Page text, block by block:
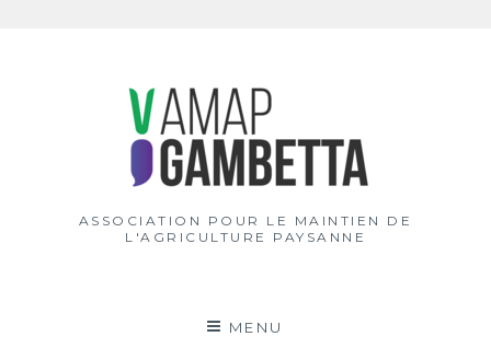
ASSOCIATION POUR LE MAINTIEN DE
L'AGRICULTURE PAYSANNE
MENU